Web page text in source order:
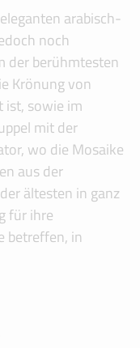
arabisch-
noch
der berühmtesten
Krönung von
ist, sowie im
mit der
wo die Mosaike
aus der
ältesten in ganz
für ihre
betreffen, in